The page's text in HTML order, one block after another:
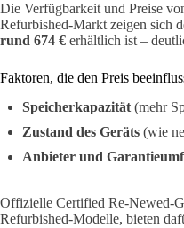
Die Verfügbarkeit und Preise
Refurbished-Markt zeigen sich
rund 674 € erhältlich ist –
Faktoren, die den Preis
Speicherkapazität (mehr
Zustand des Geräts (wie
Anbieter und
Offizielle Certified Re-Newed-
Refurbished-Modelle, bieten